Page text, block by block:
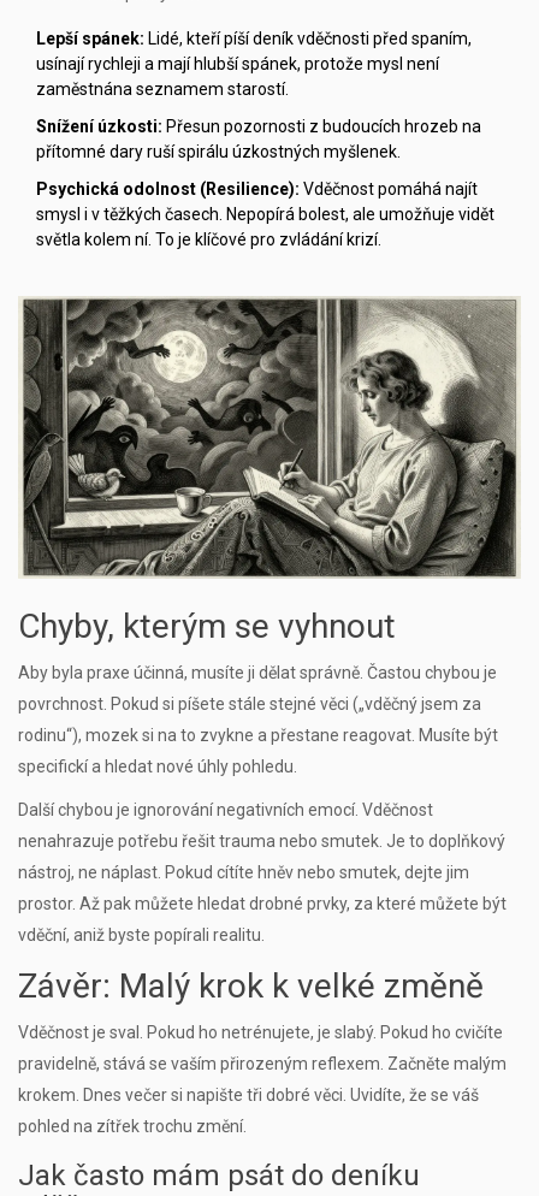
Lepší spánek: Lidé, kteří píší deník vděčnosti před spaním,
usínají rychleji a mají hlubší spánek, protože mysl není
zaměstnána seznamem starostí.
Snížení úzkosti: Přesun pozornosti z budoucích hrozeb na
přítomné dary ruší spirálu úzkostných myšlenek.
Psychická odolnost (Resilience): Vděčnost pomáhá najít
smysl i v těžkých časech. Nepopírá bolest, ale umožňuje vidět
světla kolem ní. To je klíčové pro zvládání krizí.
Chyby, kterým se vyhnout
Aby byla praxe účinná, musíte ji dělat správně. Častou chybou je
povrchnost. Pokud si píšete stále stejné věci („vděčný jsem za
rodinu“), mozek si na to zvykne a přestane reagovat. Musíte být
specifickí a hledat nové úhly pohledu.
Další chybou je ignorování negativních emocí. Vděčnost
nenahrazuje potřebu řešit trauma nebo smutek. Je to doplňkový
nástroj, ne náplast. Pokud cítíte hněv nebo smutek, dejte jim
prostor. Až pak můžete hledat drobné prvky, za které můžete být
vděční, aniž byste popírali realitu.
Závěr: Malý krok k velké změně
Vděčnost je sval. Pokud ho netrénujete, je slabý. Pokud ho cvičíte
pravidelně, stává se vaším přirozeným reflexem. Začněte malým
krokem. Dnes večer si napište tři dobré věci. Uvidíte, že se váš
pohled na zítřek trochu změní.
Jak často mám psát do deníku